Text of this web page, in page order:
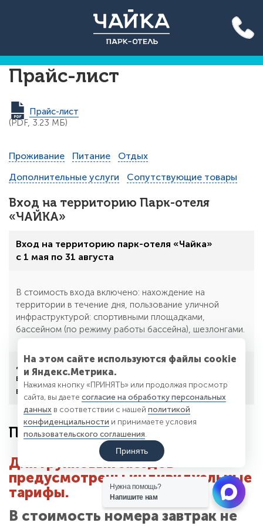
Акция до конца лета: вход
на бассейн 500 руб. для всех!
Подробнее >>
Прайс-лист
Прайс-лист
(PDF, 3.23 МБ)
Проживание Питание
Отдых
Дополнительные услуги
Сопутствующие товары
Вход на территорию Парк-отеля
«ЧАЙКА»
Вход на территорию парк-отеля «Чайка»
с 1 мая по 31 августа
В стоимость входа включено: нахождение на
территории в течение дня, пользование уличной
инфраструктурой: спортивными площадками,
бассейном (по режиму работы бассейна), шезлонгами.
Дети до 5 лет бесплатно. Дети от 5 до 12 лет
включительно — 500 руб. Дети от 13 лет и
взрослые — 900 руб.
Проживание
Для групповых заездов
предусмотрены индивидуальные
тарифы.
В стоимость номера завтрак не
На этом сайте используются файлы cookie
и Яндекс.Метрика.
Нажимая кнопку «ПРИНЯТЬ» или продолжая просмотр
сайта, вы даете согласие на обработку персональных
данных в соответствии с нашей политикой
конфиденциальности и принимаете условия
пользовательского соглашения
Принять
Нужна помощь?
Напишите нам